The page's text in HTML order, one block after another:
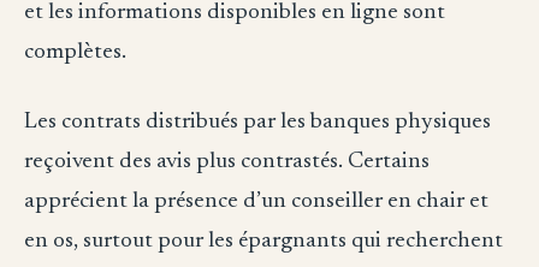
et les informations disponibles en ligne sont
complètes.
Les contrats distribués par les banques physiques
reçoivent des avis plus contrastés. Certains
apprécient la présence d’un conseiller en chair et
en os, surtout pour les épargnants qui recherchent